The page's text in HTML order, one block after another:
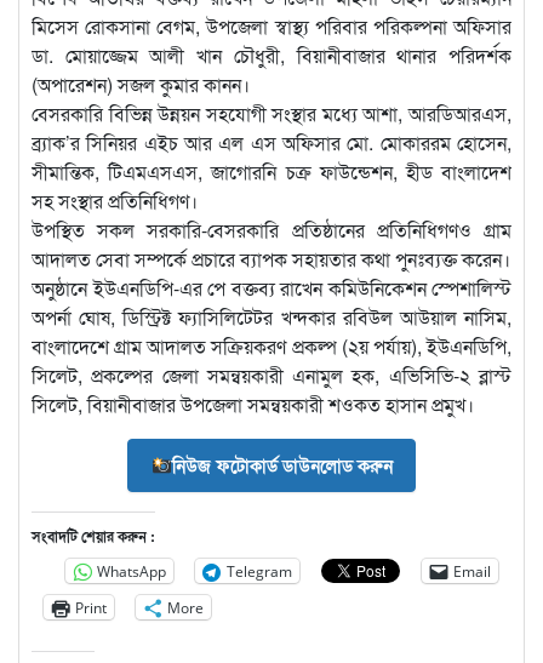
মিসেস রোকসানা বেগম, উপজেলা স্বাস্থ্য পরিবার পরিকল্পনা অফিসার
ডা. মোয়াজ্জেম আলী খান চৌধুরী, বিয়ানীবাজার থানার পরিদর্শক
(অপারেশন) সজল কুমার কানন।
বেসরকারি বিভিন্ন উন্নয়ন সহযোগী সংস্থার মধ্যে আশা, আরডিআরএস,
ব্র্যাক’র সিনিয়র এইচ আর এল এস অফিসার মো. মোকাররম হোসেন,
সীমান্তিক, টিএমএসএস, জাগোরনি চক্র ফাউন্ডেশন, হীড বাংলাদেশ
সহ সংস্থার প্রতিনিধিগণ।
উপস্থিত সকল সরকারি-বেসরকারি প্রতিষ্ঠানের প্রতিনিধিগণও গ্রাম
আদালত সেবা সম্পর্কে প্রচারে ব্যাপক সহায়তার কথা পুনঃব্যক্ত করেন।
অনুষ্ঠানে ইউএনডিপি-এর পে বক্তব্য রাখেন কমিউনিকেশন স্পেশালিস্ট
অপর্না ঘোষ, ডিস্ট্রিক্ট ফ্যাসিলিটেটর খন্দকার রবিউল আউয়াল নাসিম,
বাংলাদেশে গ্রাম আদালত সক্রিয়করণ প্রকল্প (২য় পর্যায়), ইউএনডিপি,
সিলেট, প্রকল্পের জেলা সমন্বয়কারী এনামুল হক, এভিসিভি-২ ব্লাস্ট
সিলেট, বিয়ানীবাজার উপজেলা সমন্বয়কারী শওকত হাসান প্রমুখ।
নিউজ ফটোকার্ড ডাউনলোড করুন
সংবাদটি শেয়ার করুন :
WhatsApp Telegram
Email
Print
More